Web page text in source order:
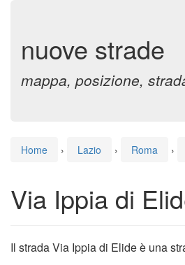
nuove strade
mappa, posizione,
Home › Lazio › Roma ›
Via Ippia di
Il strada Via Ippia di Elide è una